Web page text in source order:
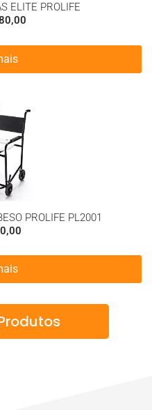
ELITE PROLIFE
PROLIFE PL2001